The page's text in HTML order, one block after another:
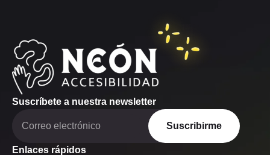
Suscríbete a nuestra newsletter
Suscribirme
Enlaces rápidos